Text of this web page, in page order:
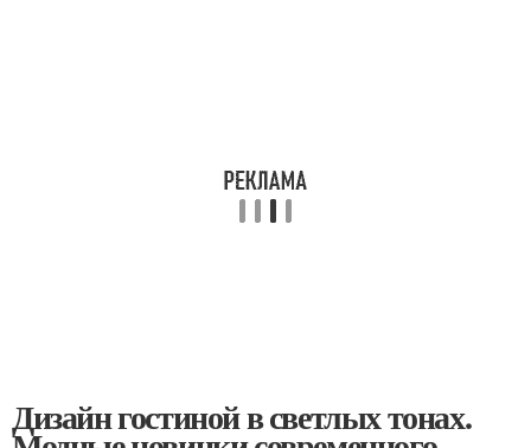
Дизайн гостиной в светлых тонах.